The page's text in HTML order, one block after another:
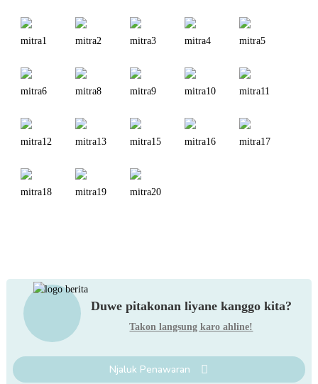
Duwe pitakonan liyane kanggo kita?
Takon langsung karo ahline!
Njaluk Penawaran